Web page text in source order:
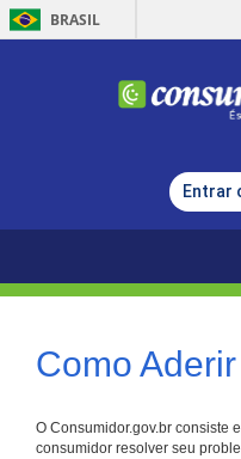
BRASIL
Entrar
Como
O Consumidor.gov.br consiste
consumidor resolver seu